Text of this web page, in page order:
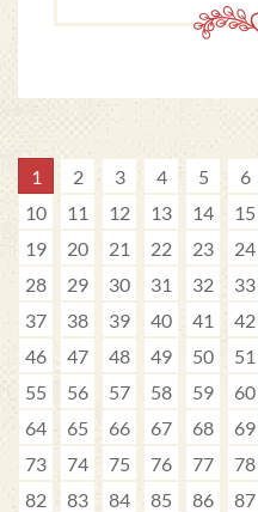
1 2 3 4 5 6
10
11 12 13 14 15
19
20 21 22 23 24
28
29 30 31 32 33
37
38 39 40 41 42
46
47 48 49 50 51
55
56 57 58 59 60
64
65 66 67 68 69
73
74 75 76 77 78
82
83 84 85 86 87